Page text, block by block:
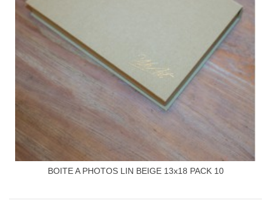
BOITE A PHOTOS LIN BEIGE 13x18 PACK 10